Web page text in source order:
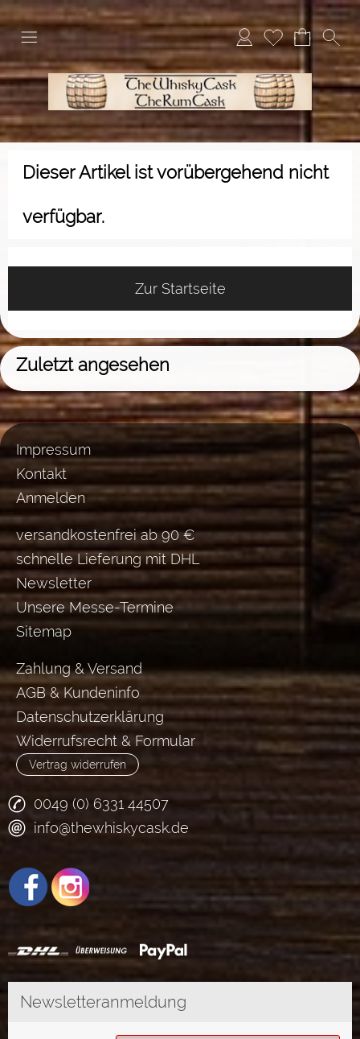
Dieser Artikel ist vorübergehend nicht
verfügbar.
Zur Startseite
Zuletzt angesehen
Impressum
Kontakt
Anmelden
versandkostenfrei ab 90 €
schnelle Lieferung mit DHL
Newsletter
Unsere Messe-Termine
Sitemap
Zahlung & Versand
AGB & Kundeninfo
Datenschutzerklärung
Widerrufsrecht & Formular
Vertrag widerrufen
0049 (0) 6331 44507
info@thewhiskycask.de